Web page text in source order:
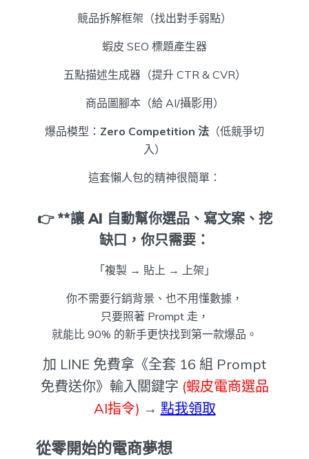
競品拆解框架（找出對手弱點）
蝦皮 SEO 標題產生器
五點描述生成器（提升 CTR & CVR）
商品圖腳本（給 AI/攝影用）
爆品模型： Zero Competition 法 （低競爭切
入）
這套懶人包的精神很簡單：
👉 **讓 AI 自動幫你選品、寫文案、挖
缺口，你只需要：
「複製 → 貼上 → 上架」
你不需要行銷背景、也不用懂數據，
只要照著 Prompt 走，
就能比 90% 的新手更快找到第一款爆品。
加 LINE 免費拿《全套 16 組 Prompt
免費送你》輸入關鍵字 (蝦皮電商選品
AI指令) → 點我領取
從零開始的電商夢想